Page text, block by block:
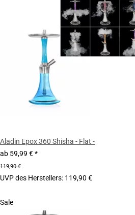
Aladin Epox 360 Shisha - Flat -
ab 59,99 €*
119,90 €
UVP des Herstellers: 119,90 €
Sale